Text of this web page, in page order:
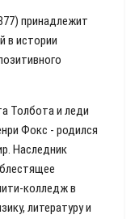
принадлежит
в истории
Толбота и леди
Фокс - родился
Наследник
колледж в
литературу и